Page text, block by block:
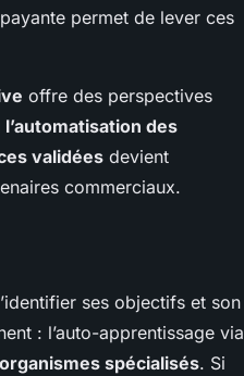
permet de lever ces
offre des perspectives
l’automatisation des
validées devient
commerciaux.
ses objectifs et son
: l’auto-apprentissage via
organismes spécialisés. Si